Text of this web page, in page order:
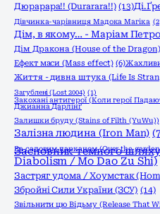
Дюрарара!! (Durarara!!) (13)
Дівчинка-чарівниця Мадока Магіка
Дім, в якому… - Маріам
Дім Дракона (House of the Dragon)
Ефект маси (Mass effect) (6)
Життя - дивна штука (Life Is
Загублені (Lost 2004) (1)
Закохані антигерої (Коли герої
Джианна Дарлінґ
Залишки бруду (Stains of Filth (YuWu))
Залізна людина (Iron Man)
За садовим парканом (Over the
Засновник темного
Diabolism / Mo Dao Zu Shi)
Застряг удома / Хоумстак
Збройні Сили України (ЗСУ) (14)
Звільнити цю Відьму (Release That